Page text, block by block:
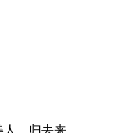
人、归去来